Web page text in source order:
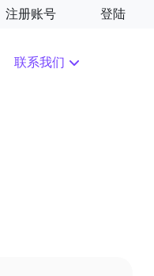
注册账号 登陆
联系我们